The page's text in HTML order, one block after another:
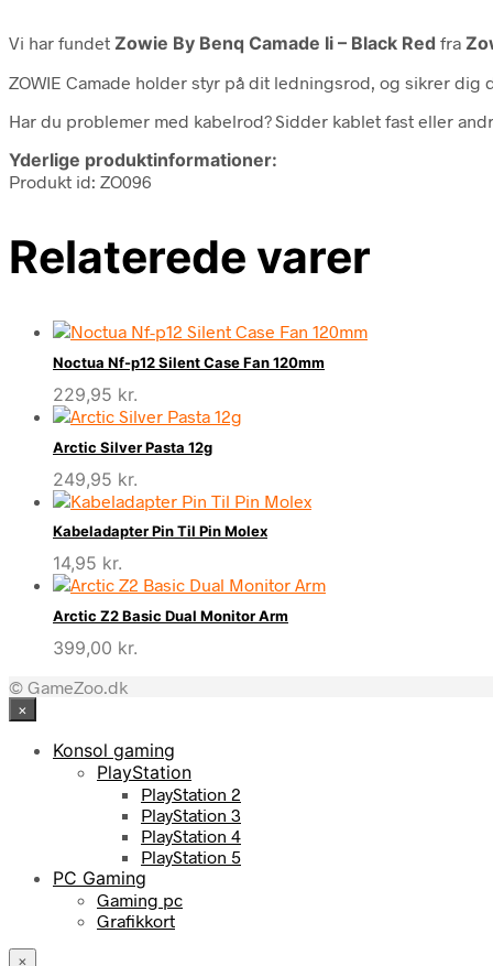
Vi har fundet Zowie By Benq Camade Ii – Black Red fra
ZOWIE Camade holder styr på dit ledningsrod, og sikrer
Har du problemer med kabelrod? Sidder kablet fast eller
Yderlige produktinformationer:
Produkt id: ZO096
Relaterede varer
Noctua Nf-p12 Silent Case Fan 120mm
229,95 kr.
Arctic Silver Pasta 12g
249,95 kr.
Kabeladapter Pin Til Pin Molex
14,95 kr.
Arctic Z2 Basic Dual Monitor Arm
399,00 kr.
© GameZoo.dk
×
Konsol gaming
PlayStation
PlayStation 2
PlayStation 3
PlayStation 4
PlayStation 5
PC Gaming
Gaming pc
Grafikkort
×